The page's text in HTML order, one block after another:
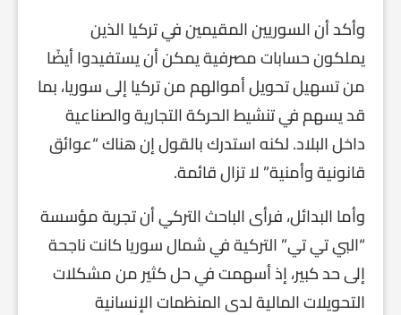
وأكد أن السوريين المقيمين في تركيا الذين
يملكون حسابات مصرفية يمكن أن يستفيدوا أيضًا
من تسهيل تحويل أموالهم من تركيا إلى سوريا، بما
قد يسهم في تنشيط الحركة التجارية والصناعية
داخل البلاد. لكنه استدرك بالقول إن هناك “عوائق
قانونية وأمنية” لا تزال قائمة.
وأما البدائل، فرأى الباحث التركي أن تجربة مؤسسة
“البي تي تي” التركية في شمال سوريا كانت ناجحة
إلى حد كبير، إذ أسهمت في حل كثير من مشكلات
التحويلات المالية لدى المنظمات الإنسانية